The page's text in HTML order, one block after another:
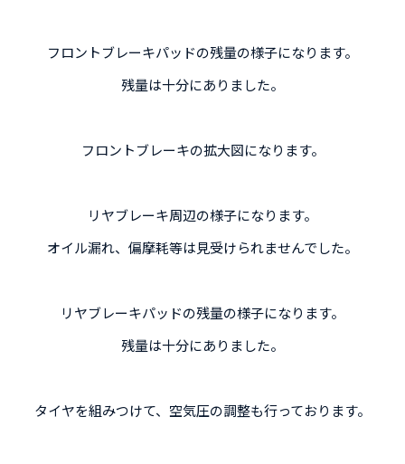
フロントブレーキパッドの残量の様子になります。
残量は十分にありました。
フロントブレーキの拡大図になります。
リヤブレーキ周辺の様子になります。
オイル漏れ、偏摩耗等は見受けられませんでした。
リヤブレーキパッドの残量の様子になります。
残量は十分にありました。
タイヤを組みつけて、空気圧の調整も行っております。